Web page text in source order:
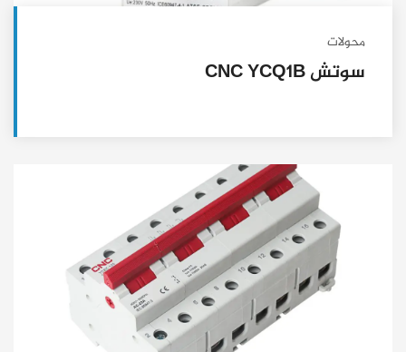
محولات
سوتش CNC YCQ1B